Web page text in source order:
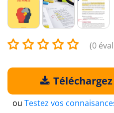
(0
ou Testez vos